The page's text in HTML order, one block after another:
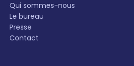
Qui sommes-nous
Le bureau
Presse
Contact